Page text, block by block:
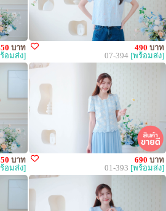
บาท
อมส่ง]
490 บาท
07-394 [พร้อมส่ง]
บาท
อมส่ง]
690 บาท
01-393 [พร้อมส่ง]